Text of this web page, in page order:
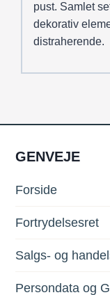
pust. Samlet
dekorativ
distraherende.
GENVEJE
Forside
Fortrydelsesret
Salgs- og
Persondata og